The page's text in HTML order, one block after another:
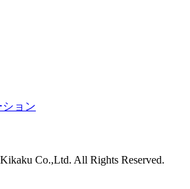
ョン
Co.,Ltd. All Rights Reserved.